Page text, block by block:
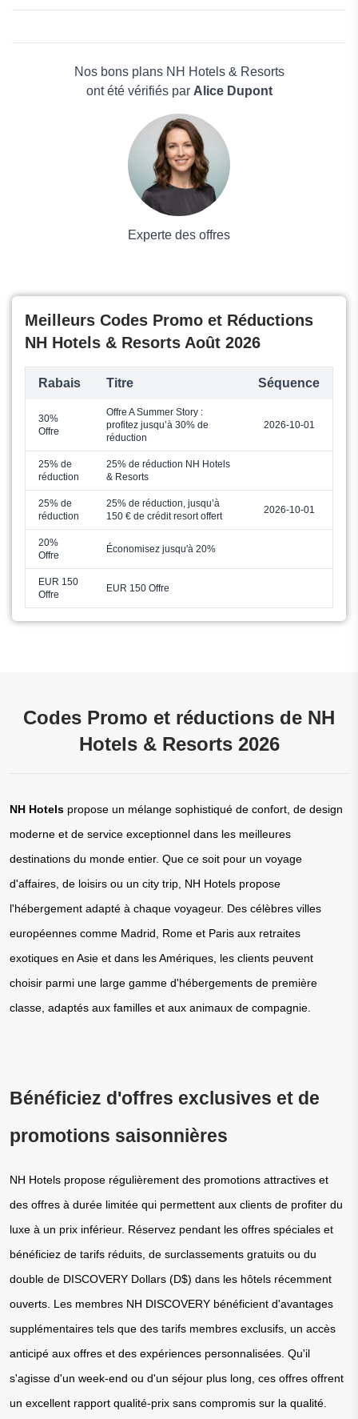
Karibea
Address Hotels
Hotellook
Maison & JardinNos bons plans NH Hotels & Resorts
ont été vérifiés par Alice Dupont
Experte des offres
Meilleurs Codes Promo et Réductions
NH Hotels & Resorts Août 2026
Rabais Titre Séquence
30%
Offre
Offre A Summer Story :
profitez jusqu’à 30% de
réduction
2026-10-01
25% de
réduction
25% de réduction NH Hotels
& Resorts
25% de
réduction
25% de réduction, jusqu’à
150 € de crédit resort offert
2026-10-01
20%
Offre
Économisez jusqu'à 20%
EUR 150
Offre
EUR 150 Offre
Codes Promo et réductions de NH
Hotels & Resorts 2026
NH Hotels propose un mélange sophistiqué de confort, de design
moderne et de service exceptionnel dans les meilleures
destinations du monde entier. Que ce soit pour un voyage
d'affaires, de loisirs ou un city trip, NH Hotels propose
l'hébergement adapté à chaque voyageur. Des célèbres villes
européennes comme Madrid, Rome et Paris aux retraites
exotiques en Asie et dans les Amériques, les clients peuvent
choisir parmi une large gamme d'hébergements de première
classe, adaptés aux familles et aux animaux de compagnie.
Bénéficiez d'offres exclusives et de
promotions saisonnières
NH Hotels propose régulièrement des promotions attractives et
des offres à durée limitée qui permettent aux clients de profiter du
luxe à un prix inférieur. Réservez pendant les offres spéciales et
bénéficiez de tarifs réduits, de surclassements gratuits ou du
double de DISCOVERY Dollars (D$) dans les hôtels récemment
ouverts. Les membres NH DISCOVERY bénéficient d'avantages
supplémentaires tels que des tarifs membres exclusifs, un accès
anticipé aux offres et des expériences personnalisées. Qu'il
s'agisse d'un week-end ou d'un séjour plus long, ces offres offrent
un excellent rapport qualité-prix sans compromis sur la qualité.